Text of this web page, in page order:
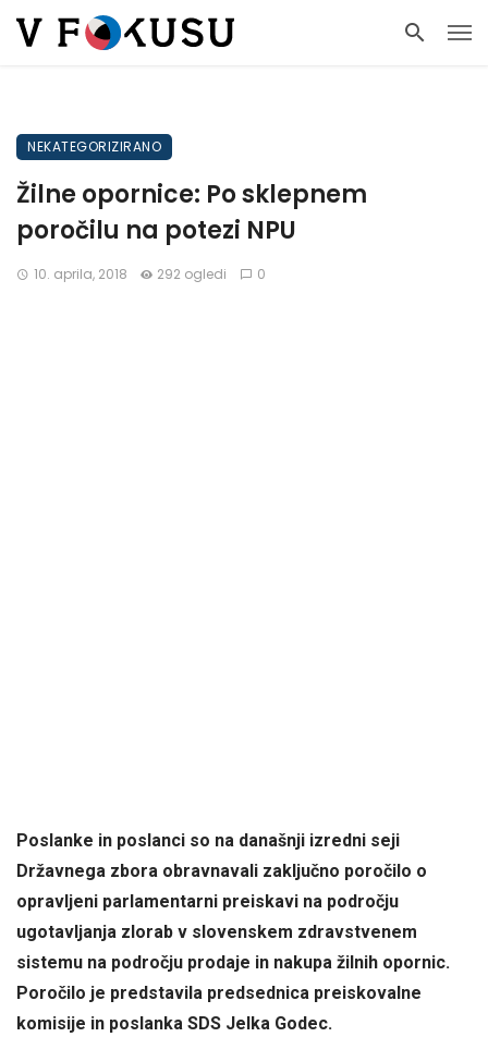
NEKATEGORIZIRANO
Žilne opornice: Po sklepnem
poročilu na potezi NPU
10. aprila, 2018 292 ogledi 0
Poslanke in poslanci so na današnji izredni seji
Državnega zbora obravnavali zaključno poročilo o
opravljeni parlamentarni preiskavi na področju
ugotavljanja zlorab v slovenskem zdravstvenem
sistemu na področju prodaje in nakupa žilnih opornic.
Poročilo je predstavila predsednica preiskovalne
komisije in poslanka SDS Jelka Godec.